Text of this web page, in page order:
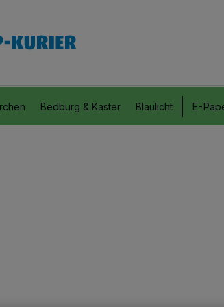
Bedburg & Kaster Blaulicht E-